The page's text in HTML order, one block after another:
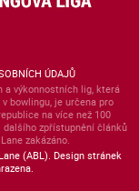
ÚDAJŮ
výkonnostních lig, která
bowlingu, je určena pro
na více než 100
zpřístupnění článků
zakázáno.
(ABL). Design stránek